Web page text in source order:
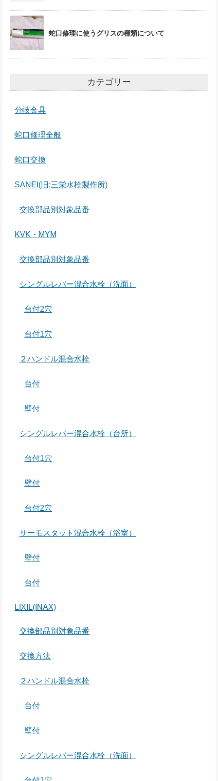
蛇口修理に使うグリスの種類について
カテゴリー
分岐金具
蛇口修理全般
蛇口交換
SANEI(旧:三栄水栓製作所)
交換部品別対象品番
KVK・MYM
交換部品別対象品番
シングルレバー混合水栓（洗面）
台付2穴
台付1穴
２ハンドル混合水栓
台付
壁付
シングルレバー混合水栓（台所）
台付1穴
壁付
台付2穴
サーモスタット混合水栓（浴室）
壁付
台付
LIXIL(INAX)
交換部品別対象品番
交換方法
２ハンドル混合水栓
台付
壁付
シングルレバー混合水栓（洗面）